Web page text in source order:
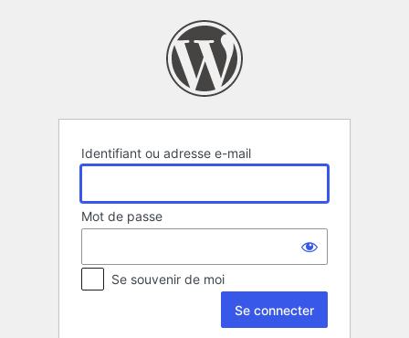
Identifiant ou adresse e-mail
Mot de passe
Se souvenir de moi